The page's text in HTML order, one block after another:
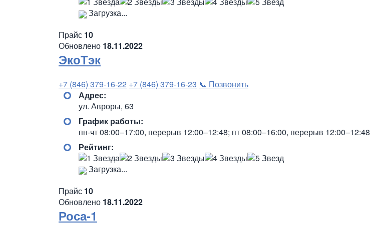
Загрузка...
Прайс 10
Обновлено 18.11.2022
ЭкоТэк
+7 (846) 379-16-22 +7 (846) 379-16-23 📞 Позвонить
Адрес:
ул. Авроры, 63
График работы:
пн-чт 08:00–17:00, перерыв 12:00–12:48; пт 08:00–16:00, перерыв 12:00–12:48
Рейтинг:
Загрузка...
Прайс 10
Обновлено 18.11.2022
Роса-1